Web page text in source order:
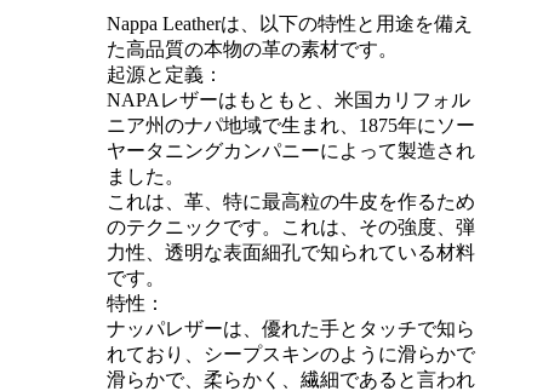
Nappa Leatherは、以下の特性と用途を備え
た高品質の本物の革の素材です。
起源と定義：
NAPAレザーはもともと、米国カリフォル
ニア州のナパ地域で生まれ、1875年にソー
ヤータニングカンパニーによって製造され
ました。
これは、革、特に最高粒の牛皮を作るため
のテクニックです。これは、その強度、弾
力性、透明な表面細孔で知られている材料
です。
特性：
ナッパレザーは、優れた手とタッチで知ら
れており、シープスキンのように滑らかで
滑らかで、柔らかく、繊細であると言われ